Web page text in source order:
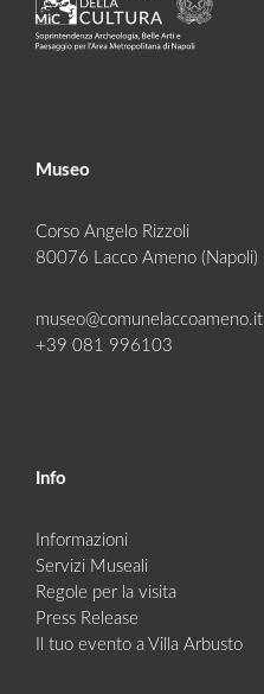
Museo
Corso Angelo Rizzoli
80076 Lacco Ameno (Napoli)
museo@comunelaccoameno.it
+39 081 996103
Info
Informazioni
Servizi Museali
Regole per la visita
Press Release
Il tuo evento a Villa Arbusto